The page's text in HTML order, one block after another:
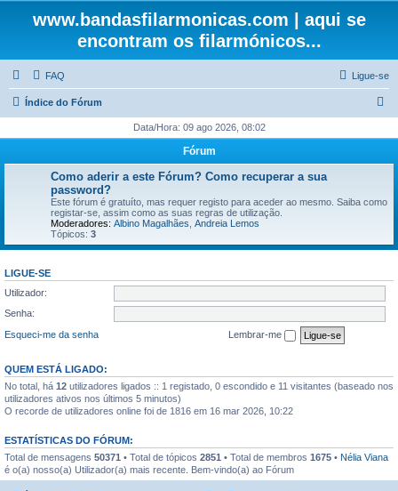
www.bandasfilarmonicas.com | aqui se
encontram os filarmónicos...
FAQ Ligue-se
Índice do Fórum
q
a
Data/Hora: 09 ago 2026, 08:02
Fórum
Como aderir a este Fórum? Como recuperar a sua
password?
Este fórum é gratuíto, mas requer registo para aceder ao mesmo. Saiba como
registar-se, assim como as suas regras de utilização.
Moderadores: Albino Magalhães Andreia Lemos
Tópicos: 3
LIGUE-SE
Utilizador:
Senha:
Esqueci-me da senha
Lembrar-me
QUEM ESTÁ LIGADO:
No total, há 12 utilizadores ligados :: 1 registado, 0 escondido e 11 visitantes (baseado nos
utilizadores ativos nos últimos 5 minutos)
O recorde de utilizadores online foi de 1816 em 16 mar 2026, 10:22
ESTATÍSTICAS DO FÓRUM:
Total de mensagens 50371 • Total de tópicos 2851 • Total de membros 1675 • Nélia Viana
é o(a) nosso(a) Utilizador(a) mais recente. Bem-vindo(a) ao Fórum